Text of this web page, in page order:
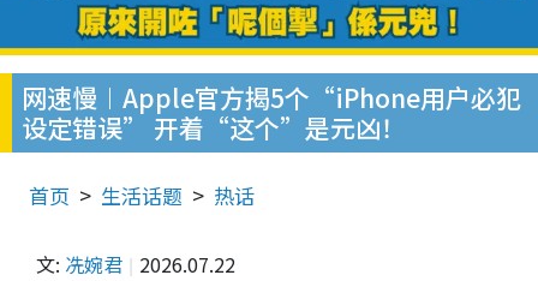
网速慢︱Apple官方揭5个“iPhone用户必犯
设定错误” 开着“这个”是元凶！
首页 生活话题 热话
文: 冼婉君 2026.07.22